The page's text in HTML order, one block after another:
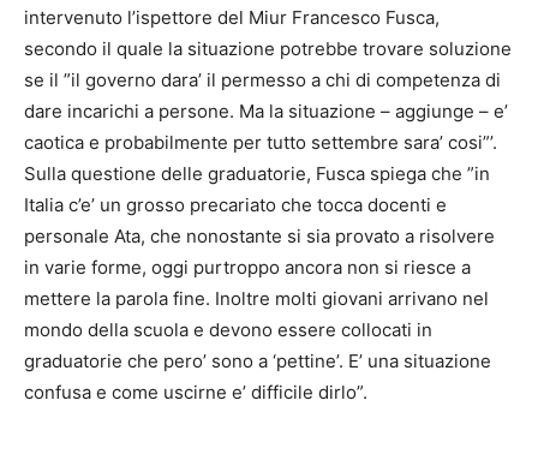
intervenuto l’ispettore del Miur Francesco Fusca,
secondo il quale la situazione potrebbe trovare soluzione
se il ”il governo dara’ il permesso a chi di competenza di
dare incarichi a persone. Ma la situazione – aggiunge – e’
caotica e probabilmente per tutto settembre sara’ cosi”’.
Sulla questione delle graduatorie, Fusca spiega che ”in
Italia c’e’ un grosso precariato che tocca docenti e
personale Ata, che nonostante si sia provato a risolvere
in varie forme, oggi purtroppo ancora non si riesce a
mettere la parola fine. Inoltre molti giovani arrivano nel
mondo della scuola e devono essere collocati in
graduatorie che pero’ sono a ‘pettine’. E’ una situazione
confusa e come uscirne e’ difficile dirlo”.